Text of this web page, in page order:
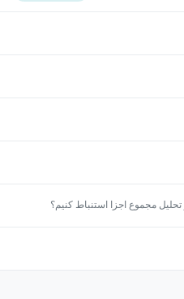
مجموع اجزا استنباط کنیم؟